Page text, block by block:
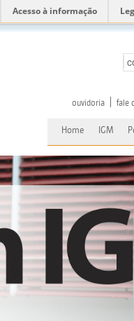
Acesso à informação
ouvidoria fale
Home IGM